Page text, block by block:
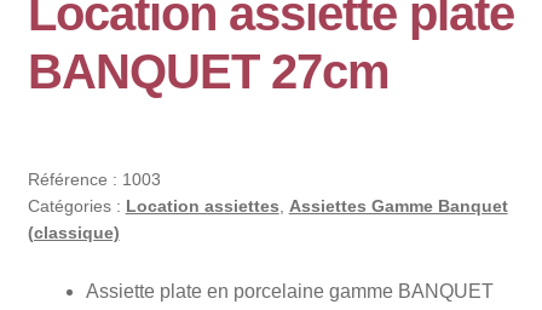
Location assiette plate
BANQUET 27cm
Référence : 1003
Catégories : Location assiettes, Assiettes Gamme Banquet
(classique)
Assiette plate en porcelaine gamme BANQUET